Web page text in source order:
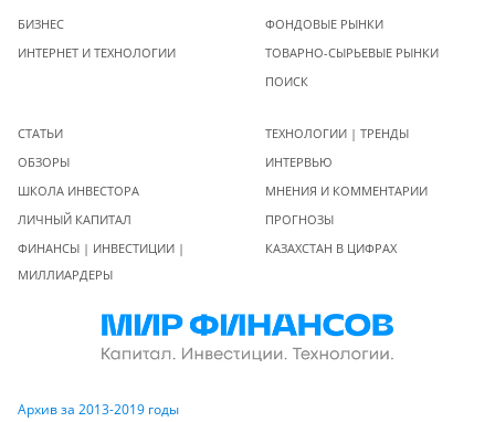
БИЗНЕС
ИНТЕРНЕТ И ТЕХНОЛОГИИ
ФОНДОВЫЕ РЫНКИ
ТОВАРНО-СЫРЬЕВЫЕ РЫНКИ
ПОИСК
СТАТЬИ
ОБЗОРЫ
ШКОЛА ИНВЕСТОРА
ЛИЧНЫЙ КАПИТАЛ
ФИНАНСЫ | ИНВЕСТИЦИИ |
МИЛЛИАРДЕРЫ
ТЕХНОЛОГИИ | ТРЕНДЫ
ИНТЕРВЬЮ
МНЕНИЯ И КОММЕНТАРИИ
ПРОГНОЗЫ
КАЗАХСТАН В ЦИФРАХ
Архив за 2013-2019 годы